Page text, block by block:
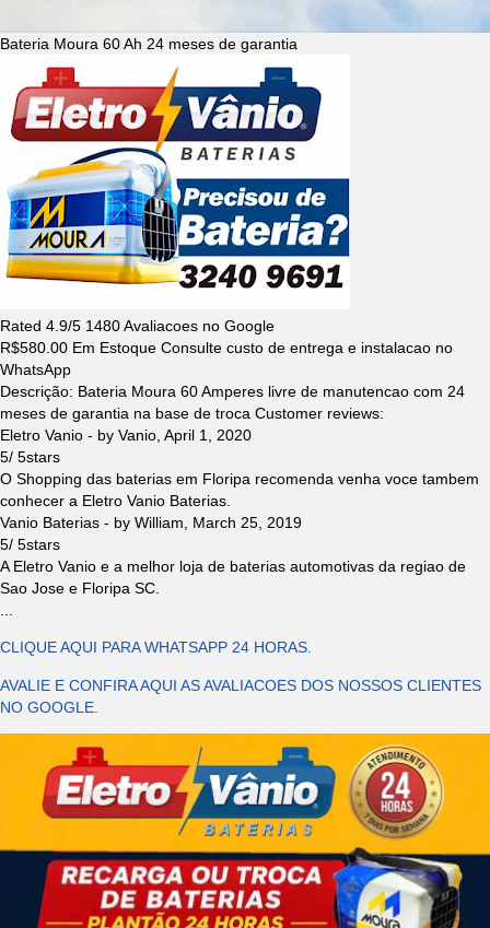
Bateria Moura 60 Ah 24 meses de garantia
Rated 4.9/5 1480Avaliacoes no Google
R$580.00 Em Estoque Consulte custo de entrega e instalacao no
WhatsApp
Descrição: Bateria Moura 60 Amperes livre de manutencao com 24
meses de garantia na base de troca Customer reviews:
Eletro Vanio - by Vanio April 1, 2020
5/ 5stars
O Shopping das baterias em Floripa recomenda venha voce tambem
conhecer a Eletro Vanio Baterias.
Vanio Baterias - by William
March 25, 2019
5/ 5stars
A Eletro Vanio e a melhor loja de baterias automotivas da regiao de
Sao Jose e Floripa SC.
CLIQUE AQUI PARA WHATSAPP 24 HORAS.
AVALIE E CONFIRA AQUI AS AVALIACOES DOS NOSSOS CLIENTES
NO GOOGLE.